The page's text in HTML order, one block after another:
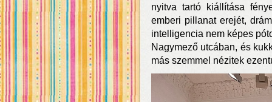
nyitva tartó kiállítása
emberi pillanat erejét,
intelligencia nem képes
Nagymező utcában, és
más szemmel nézitek